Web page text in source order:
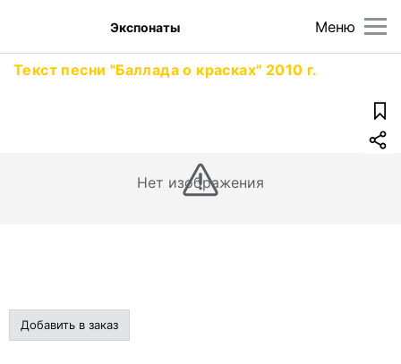
Меню
Экспонаты
Текст песни "Баллада о красках" 2010 г.
Нет изображения
Добавить в заказ